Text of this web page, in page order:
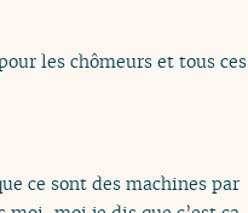
les chômeurs et tous ces
ce sont des machines par